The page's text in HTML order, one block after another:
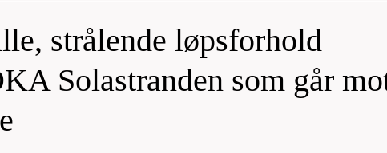
strålende løpsforhold
Solastranden som går